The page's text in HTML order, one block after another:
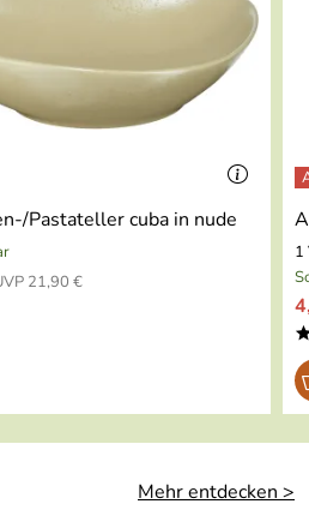
Pastateller cuba in nude
21,90 €
1
Mehr entdecken >